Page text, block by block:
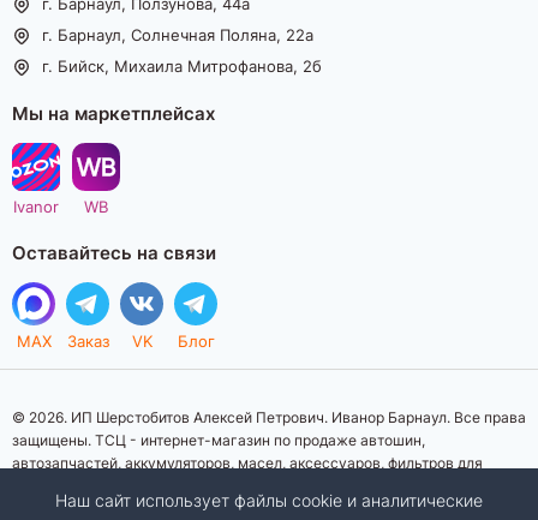
г. Барнаул, Солнечная Поляна, 22а
г. Бийск, Михаила Митрофанова, 2б
Мы на маркетплейсах
Ivanor WB
Оставайтесь на связи
MAX Заказ VK Блог
© 2026. ИП Шерстобитов Алексей Петрович. Иванор Барнаул. Все права
защищены. ТСЦ - интернет-магазин по продаже автошин,
автозапчастей, аккумуляторов, масел, аксессуаров, фильтров для
информационный характер. Представленная информация о товарах, их
Наш сайт использует файлы cookie и аналитические